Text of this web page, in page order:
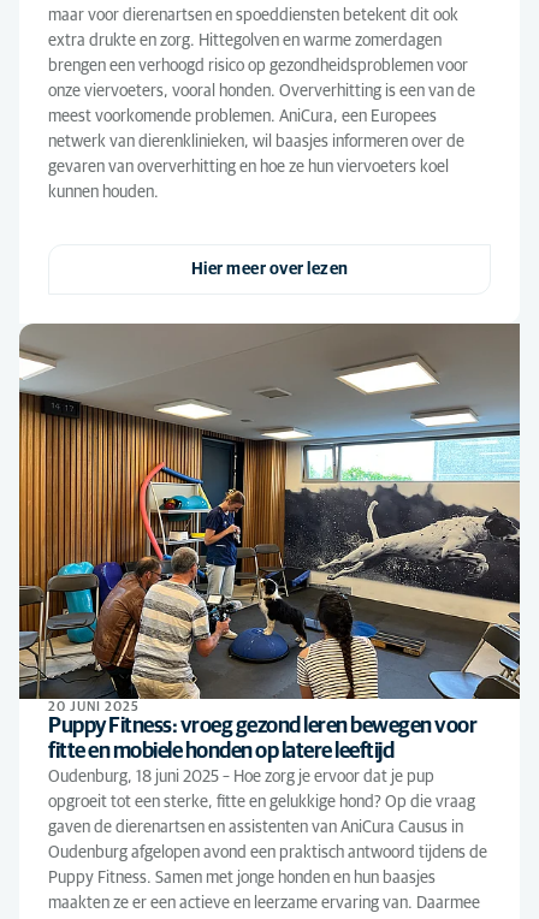
maar voor dierenartsen en spoeddiensten betekent dit ook
extra drukte en zorg. Hittegolven en warme zomerdagen
brengen een verhoogd risico op gezondheidsproblemen voor
onze viervoeters, vooral honden. Oververhitting is een van de
meest voorkomende problemen. AniCura, een Europees
netwerk van dierenklinieken, wil baasjes informeren over de
gevaren van oververhitting en hoe ze hun viervoeters koel
kunnen houden.
Hier meer over lezen
20 JUNI 2025
Puppy Fitness: vroeg gezond leren bewegen voor
fitte en mobiele honden op latere leeftijd
Oudenburg, 18 juni 2025 – Hoe zorg je ervoor dat je pup
opgroeit tot een sterke, fitte en gelukkige hond? Op die vraag
gaven de dierenartsen en assistenten van AniCura Causus in
Oudenburg afgelopen avond een praktisch antwoord tijdens de
Puppy Fitness. Samen met jonge honden en hun baasjes
maakten ze er een actieve en leerzame ervaring van. Daarmee